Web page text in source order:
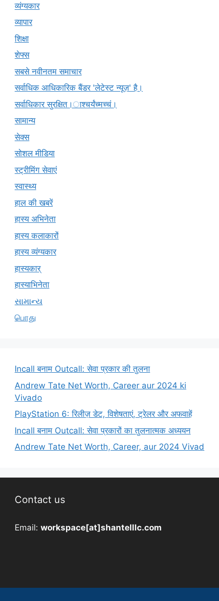
व्यंग्यकार
व्यापार
शिक्षा
शेफ्स
सबसे नवीनतम समाचार
सर्वाधिक आधिकारिक बैंडर 'लेटेस्ट न्यूज़' है।
सर्वाधिकार सुरक्षित।ाश्चर्यंच्मच्चं।
सामान्य
सेक्स
सोशल मीडिया
स्ट्रीमिंग सेवाएं
स्वास्थ्य
हाल की खबरें
हास्य अभिनेता
हास्य कलाकारों
हास्य व्यंग्यकार
हास्यकार्
हास्याभिनेता
સામાન્ય
பொது
Incall बनाम Outcall: सेवा प्रकार की तुलना
Andrew Tate Net Worth, Career aur 2024 ki
Vivado
PlayStation 6: रिलीज़ डेट, विशेषताएं, ट्रेलर और अफवाहें
Incall बनाम Outcall: सेवा प्रकारों का तुलनात्मक अध्ययन
Andrew Tate Net Worth, Career, aur 2024 Vivad
Contact us
Email: workspace[at]shantelllc.com